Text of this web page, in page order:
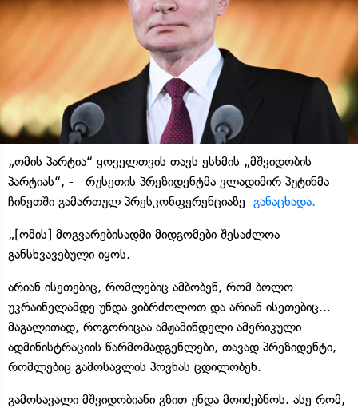
„ომის პარტია“ ყოველთვის თავს ესხმის „მშვიდობის
პარტიას“, - რუსეთის პრეზიდენტმა ვლადიმირ პუტინმა
ჩინეთში გამართულ პრესკონფერენციაზე განაცხადა.
„[ომის] მოგვარებისადმი მიდგომები შესაძლოა
განსხვავებული იყოს.
არიან ისეთებიც, რომლებიც ამბობენ, რომ ბოლო
უკრაინელამდე უნდა ვიბრძოლოთ და არიან ისეთებიც...
მაგალითად, როგორიცაა ამჟამინდელი ამერიკული
ადმინისტრაციის წარმომადგენლები, თავად პრეზიდენტი,
რომლებიც გამოსავლის პოვნას ცდილობენ.
გამოსავალი მშვიდობიანი გზით უნდა მოიძებნოს. ასე რომ,